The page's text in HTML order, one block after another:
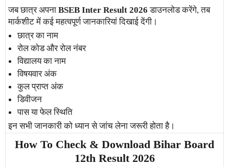
जब छात्र अपना BSEB Inter Result 2026 डाउनलोड करेंगे, तब
मार्कशीट में कई महत्वपूर्ण जानकारियां दिखाई देंगी।
छात्र का नाम
रोल कोड और रोल नंबर
विद्यालय का नाम
विषयवार अंक
कुल प्राप्त अंक
डिवीजन
पास या फेल स्थिति
इन सभी जानकारी को ध्यान से जांच लेना जरूरी होता है।
How To Check & Download Bihar Board
12th Result 2026